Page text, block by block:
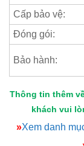
Cấp bảo vệ:
Đóng gói:
Bảo hành:
Thông tin thêm
khách vui
»Xem danh